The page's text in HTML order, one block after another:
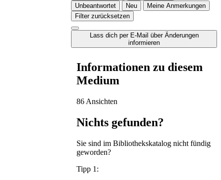
Unbeantwortet
Neu
Meine Anmerkungen
Filter zurücksetzen
Lass dich per E-Mail über Änderungen
informieren
Informationen zu diesem
Medium
86 Ansichten
Nichts gefunden?
Sie sind im Bibliothekskatalog nicht fündig
geworden?
Tipp 1: